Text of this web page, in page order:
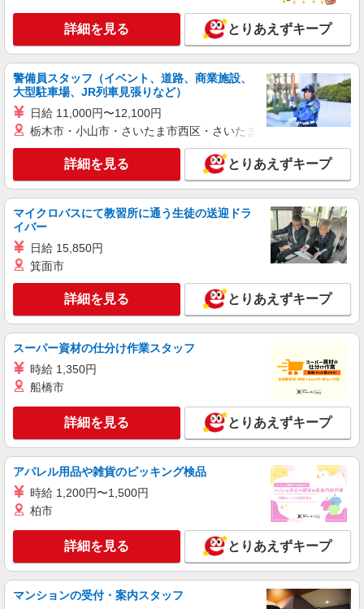
時給1350円（就業先により異なる）
兵庫県尼崎市
キープ 詳細を見る
アルバイト パート
株式会社バイトレ（ADM815171）
人と話すのが苦手でも安心♪接客なしの軽作業
スタッフ
時給1150円（就業先により異なる）
兵庫県尼崎市
詳細を見る
アルバイト
株式会社バイトレ（ADM810299）
コツコツ派歓迎｜見る・分ける・貼るだけ♪倉
庫内軽作業
時給1250円（就業先により異なる）
アルバイト パート
株式会社バイトレ（ADM815114）
手のひらサイズ中心◎数える・詰めるだけの超
かんたん作業
時給1340円（就業先により異なる）
兵庫県尼崎市
キープ 詳細を見る
アルバイト パート
詳細を見る とりあえずキープ
警備員スタッフ（イベント、道路、商業施設、
大型駐車場、JR列車見張りなど）
日給 11,000円〜12,100円
栃木市・小山市・さいたま市西区・さいたま市岩槻区・久喜市・
詳細を見る とりあえずキープ
マイクロバスにて教習所に通う生徒の送迎ドラ
イバー
日給 15,850円
箕面市
詳細を見る とりあえずキープ
スーパー資材の仕分け作業スタッフ
時給 1,350円
船橋市
詳細を見る とりあえずキープ
アパレル用品や雑貨のピッキング検品
時給 1,200円〜1,500円
柏市
詳細を見る とりあえずキープ
マンションの受付・案内スタッフ